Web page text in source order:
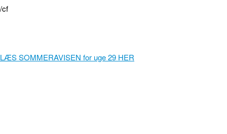
/cf
LÆS SOMMERAVISEN for uge 29 HER